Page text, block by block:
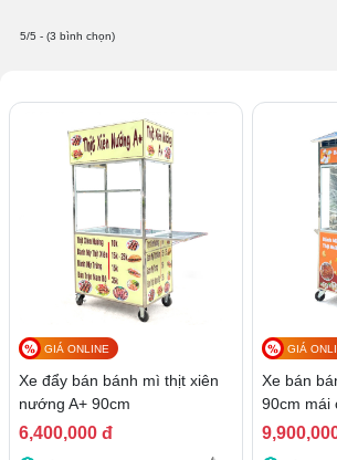
5/5 - (3 bình chọn)
GIÁ ONLINE
Xe đẩy bán bánh mì thịt xiên
nướng A+ 90cm
6,400,000 đ
GIÁ
Xe bán
90cm mái